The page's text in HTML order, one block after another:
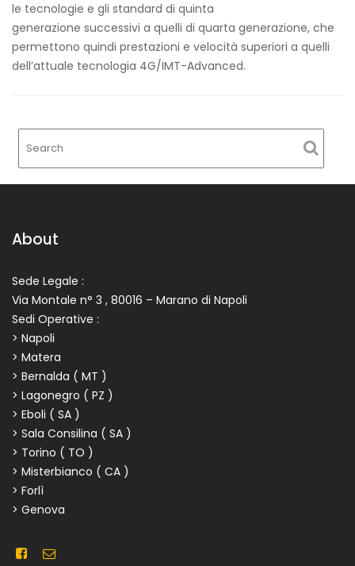
le tecnologie e gli standard di quinta
generazione successivi a quelli di quarta generazione, che
permettono quindi prestazioni e velocità superiori a quelli
dell’attuale tecnologia 4G/IMT-Advanced.
About
Sede Legale :
Via Montale n° 3 , 80016 – Marano di Napoli
Sedi Operative :
> Napoli
> Matera
> Bernalda ( MT )
> Lagonegro ( PZ )
> Eboli ( SA )
> Sala Consilina ( SA )
> Torino ( TO )
> Misterbianco ( CA )
> Forlì
> Genova